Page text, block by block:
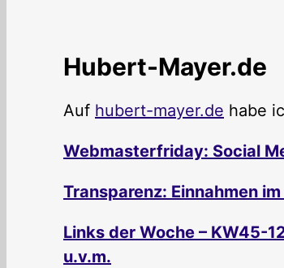
Hubert-Mayer.de
Auf hubert-mayer.de habe
Webmasterfriday: Social
Transparenz: Einnahmen
Links der Woche – KW45-
u.v.m.